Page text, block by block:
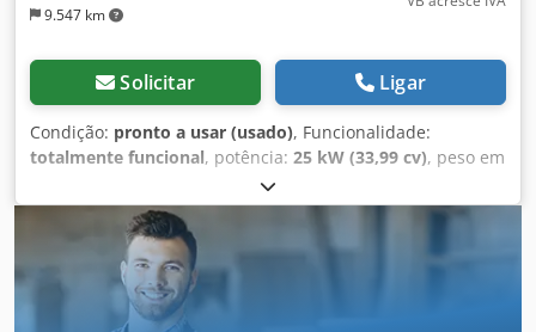
9.547 km
Solicitar Ligar
Condição: pronto a usar (usado), Funcionalidade:
totalmente funcional, potência: 25 kW (33,99 cv), peso em
, Ano de fabrico:
funcionamento:2.950 h, BOMAG BW120AD-4 Ano de
fabrico: 2007 De acordo com o contador: 2.950 horas 25,2
kW Kubota 2.800 kg Preço de venda: 9.900,-- líquido
BOMAG BW100AD-4 Ano de fabrico: 2005 De acordo com o
contador: 6.594 horas 25,2 kW Kubota 2.600 kg Preço de